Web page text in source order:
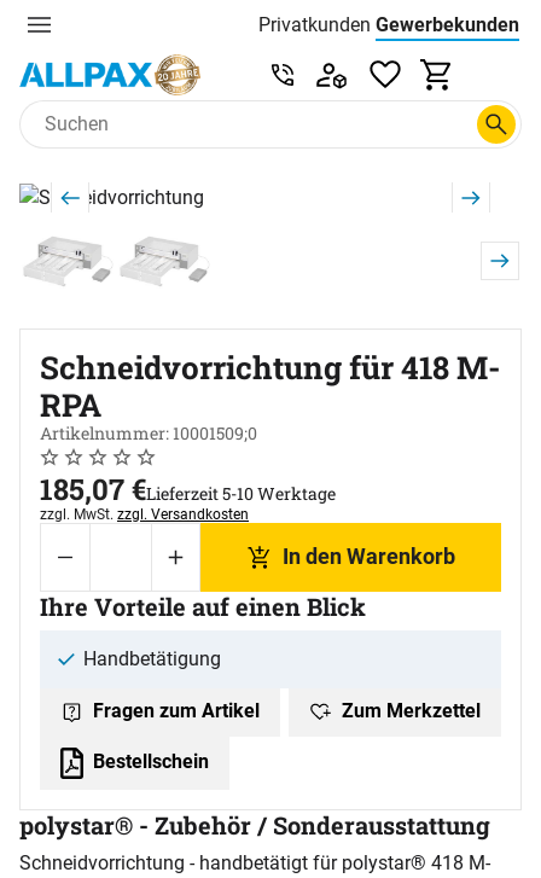
Menu Privatkunden Preisliste:
Gewerbekunden
Zum Hauptinhalt springen
Service & Beratung unter
Produktgalerie
Zur Kaufbox springen
Schneidvorrichtung für 418 M-
RPA
Artikelnummer: 10001509;0
Noch keine Bewertungen abgegeben
0 Bewertungen
185,07€Lieferzeit 5-10 Werktage
Steuerhinweis:
zzgl. MwSt. zzgl. Versandkosten
In den Warenkorb
Ihre Vorteile auf einen Blick
Handbetätigung
Fragen zum Artikel Zum Merkzettel
Bestellschein
polystar® - Zubehör / Sonderausstattung
Schneidvorrichtung - handbetätigt für polystar® 418 M-